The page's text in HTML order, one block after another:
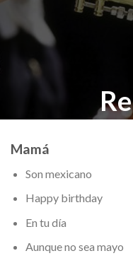
Mamá
Son mexicano
Happy birthday
En tu día
Aunque no sea mayo